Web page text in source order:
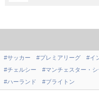
#サッカー #プレミアリーグ #イ
#チェルシー
#マンチェスター・シ
#ハーランド
#ブライトン